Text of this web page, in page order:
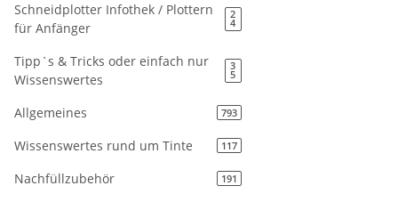
Schneidplotter Infothek / Plottern
für Anfänger
2
4
Tipp`s & Tricks oder einfach nur
Wissenswertes
3
5
Allgemeines 793
Wissenswertes rund um Tinte 117
Nachfüllzubehör 191